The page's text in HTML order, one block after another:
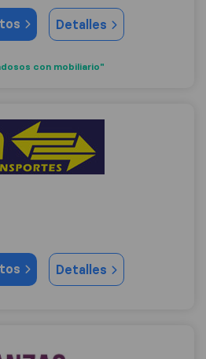
Detalles
con mobiliario"
Detalles